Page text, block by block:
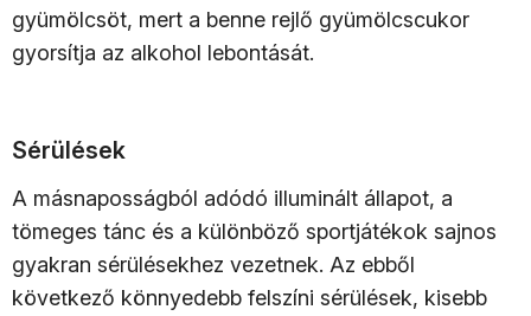
gyümölcsöt, mert a benne rejlő gyümölcscukor
gyorsítja az alkohol lebontását.
Sérülések
A másnaposságból adódó illuminált állapot, a
tömeges tánc és a különböző sportjátékok sajnos
gyakran sérülésekhez vezetnek. Az ebből
következő könnyedebb felszíni sérülések, kisebb